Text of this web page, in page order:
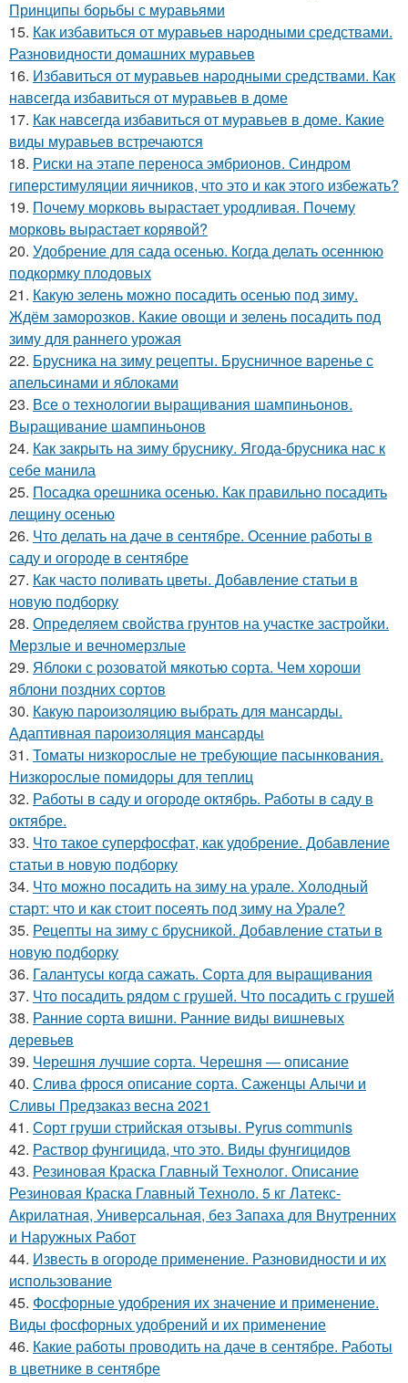
Принципы борьбы с муравьями
15. Как избавиться от муравьев народными средствами.
Разновидности домашних муравьев
16. Избавиться от муравьев народными средствами. Как
навсегда избавиться от муравьев в доме
17. Как навсегда избавиться от муравьев в доме. Какие
виды муравьев встречаются
18. Риски на этапе переноса эмбрионов. Синдром
гиперстимуляции яичников, что это и как этого избежать?
19. Почему морковь вырастает уродливая. Почему
морковь вырастает корявой?
20. Удобрение для сада осенью. Когда делать осеннюю
подкормку плодовых
21. Какую зелень можно посадить осенью под зиму.
Ждём заморозков. Какие овощи и зелень посадить под
зиму для раннего урожая
22. Брусника на зиму рецепты. Брусничное варенье с
апельсинами и яблоками
23. Все о технологии выращивания шампиньонов.
Выращивание шампиньонов
24. Как закрыть на зиму бруснику. Ягода-брусника нас к
себе манила
25. Посадка орешника осенью. Как правильно посадить
лещину осенью
26. Что делать на даче в сентябре. Осенние работы в
саду и огороде в сентябре
27. Как часто поливать цветы. Добавление статьи в
новую подборку
28. Определяем свойства грунтов на участке застройки.
Мерзлые и вечномерзлые
29. Яблоки с розоватой мякотью сорта. Чем хороши
яблони поздних сортов
30. Какую пароизоляцию выбрать для мансарды.
Адаптивная пароизоляция мансарды
31. Томаты низкорослые не требующие пасынкования.
Низкорослые помидоры для теплиц
32. Работы в саду и огороде октябрь. Работы в саду в
октябре.
33. Что такое суперфосфат, как удобрение. Добавление
статьи в новую подборку
34. Что можно посадить на зиму на урале. Холодный
старт: что и как стоит посеять под зиму на Урале?
35. Рецепты на зиму с брусникой. Добавление статьи в
новую подборку
36. Галантусы когда сажать. Сорта для выращивания
37. Что посадить рядом с грушей. Что посадить с грушей
38. Ранние сорта вишни. Ранние виды вишневых
деревьев
39. Черешня лучшие сорта. Черешня — описание
40. Слива фрося описание сорта. Саженцы Алычи и
Сливы Предзаказ весна 2021
41. Сорт груши стрийская отзывы. Pyrus communis
42. Раствор фунгицида, что это. Виды фунгицидов
43. Резиновая Краска Главный Технолог. Описание
Резиновая Краска Главный Техноло. 5 кг Латекс-
Акрилатная, Универсальная, без Запаха для Внутренних
и Наружных Работ
44. Известь в огороде применение. Разновидности и их
использование
45. Фосфорные удобрения их значение и применение.
Виды фосфорных удобрений и их применение
46. Какие работы проводить на даче в сентябре. Работы
в цветнике в сентябре